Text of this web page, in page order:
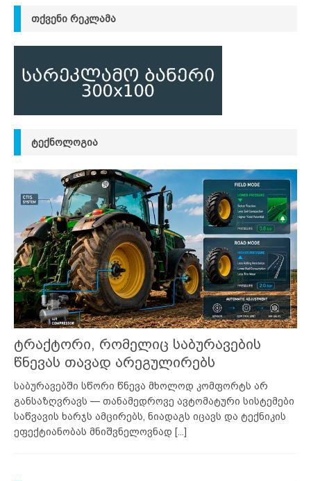
ᲗᲥᲕᲔᲜᲘ ᲠᲔᲙᲚᲐᲛᲐ
ᲢᲔᲥᲜᲝᲚᲝᲒᲘᲐ
ტრაქტორი, რომელიც საბურავების
წნევას თავად არეგულირებს
საბურავებში სწორი წნევა მხოლოდ კომფორტს არ
განსაზღვრავს — თანამედროვე ავტომატური სისტემები
საწვავის ხარჯს ამცირებს, ნიადაგს იცავს და ტექნიკის
ეფექტიანობას მნიშვნელოვნად [...]